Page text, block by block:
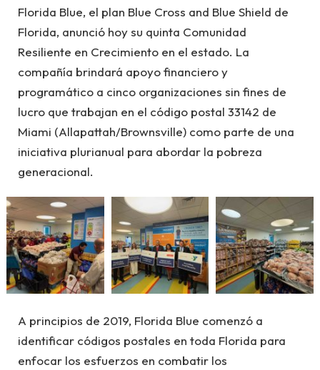
Florida Blue, el plan Blue Cross and Blue Shield de
Florida, anunció hoy su quinta Comunidad
Resiliente en Crecimiento en el estado. La
compañía brindará apoyo financiero y
programático a cinco organizaciones sin fines de
lucro que trabajan en el código postal 33142 de
Miami (Allapattah/Brownsville) como parte de una
iniciativa plurianual para abordar la pobreza
generacional.
A principios de 2019, Florida Blue comenzó a
identificar códigos postales en toda Florida para
enfocar los esfuerzos en combatir los